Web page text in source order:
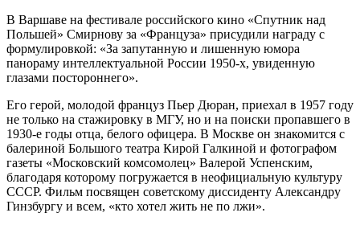
В Варшаве на фестивале российского кино «Спутник над
Польшей» Смирнову за «Француза» присудили награду с
формулировкой: «За запутанную и лишенную юмора
панораму интеллектуальной России 1950-х, увиденную
глазами постороннего».
Его герой, молодой француз Пьер Дюран, приехал в 1957 году
не только на стажировку в МГУ, но и на поиски пропавшего в
1930-е годы отца, белого офицера. В Москве он знакомится с
балериной Большого театра Кирой Галкиной и фотографом
газеты «Московский комсомолец» Валерой Успенским,
благодаря которому погружается в неофициальную культуру
СССР. Фильм посвящен советскому диссиденту Александру
Гинзбургу и всем, «кто хотел жить не по лжи».